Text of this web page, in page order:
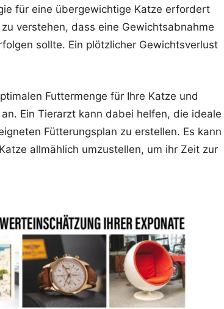
für eine übergewichtige Katze erfordert
verstehen, dass eine Gewichtsabnahme
sollte. Ein plötzlicher Gewichtsverlust
Futtermenge für Ihre Katze und
Ein Tierarzt kann dabei helfen, die ideale
Fütterungsplan zu erstellen. Es kann
allmählich umzustellen, um ihr Zeit zur